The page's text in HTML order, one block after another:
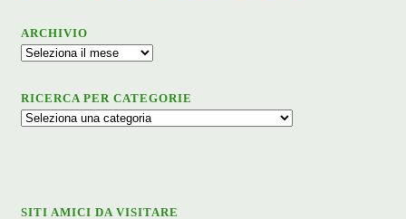
ARCHIVIO
Archivio
RICERCA PER CATEGORIE
Ricerca
SITI AMICI DA VISITARE